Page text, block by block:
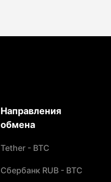
Направления
обмена
Tether - BTC
Сбербанк RUB - BTC